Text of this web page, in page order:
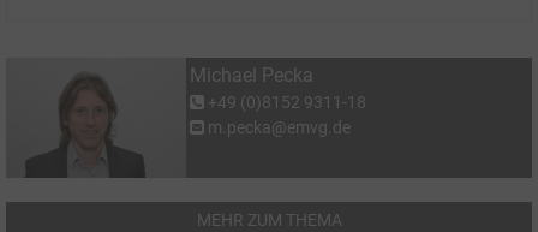
Michael Pecka
+49 (0)8152 9311-18
m.pecka@emvg.de
MEHR ZUM THEMA